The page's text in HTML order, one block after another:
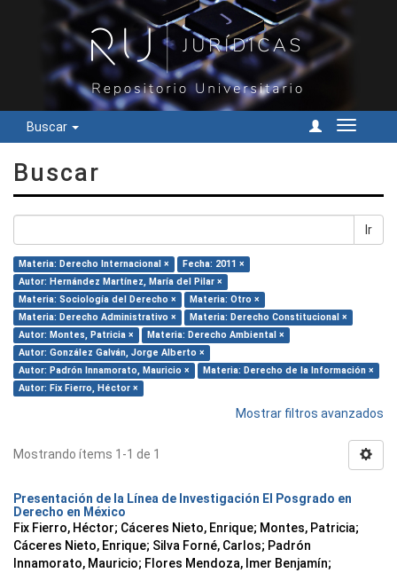
Buscar
Cambiar
Buscar
Ir
Materia: Derecho Internacional ×
Fecha: 2011 ×
Autor: Hernández Martínez, María del Pilar ×
Materia: Sociología del Derecho ×
Materia: Otro ×
Materia: Derecho Administrativo ×
Materia: Derecho Constitucional ×
Autor: Montes, Patricia ×
Materia: Derecho Ambiental ×
Autor: González Galván, Jorge Alberto ×
Autor: Padrón Innamorato, Mauricio ×
Materia: Derecho de la Información ×
Autor: Fix Fierro, Héctor ×
Mostrar filtros avanzados
Mostrando ítems 1-1 de 1
Presentación de la Línea de Investigación El Posgrado en
Derecho en México
Fix Fierro, Héctor; Cáceres Nieto, Enrique; Montes, Patricia;
Cáceres Nieto, Enrique; Silva Forné, Carlos; Padrón
Innamorato, Mauricio; Flores Mendoza, Imer Benjamín;